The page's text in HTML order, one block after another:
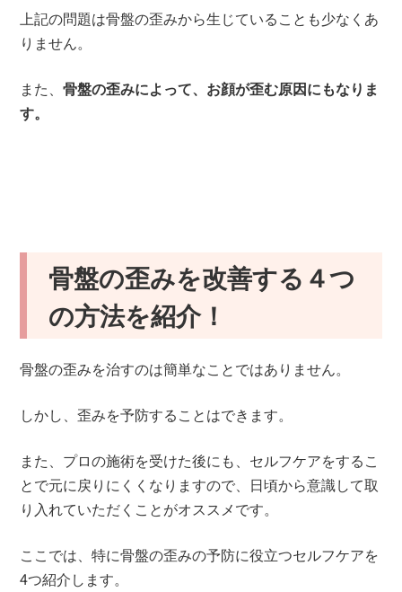
上記の問題は骨盤の歪みから生じていることも少なくあ
りません。
また、骨盤の歪みによって、お顔が歪む原因にもなりま
す。
骨盤の歪みを改善する４つ
の方法を紹介！
骨盤の歪みを治すのは簡単なことではありません。
しかし、歪みを予防することはできます。
また、プロの施術を受けた後にも、セルフケアをするこ
とで元に戻りにくくなりますので、日頃から意識して取
り入れていただくことがオススメです。
ここでは、特に骨盤の歪みの予防に役立つセルフケアを
4つ紹介します。